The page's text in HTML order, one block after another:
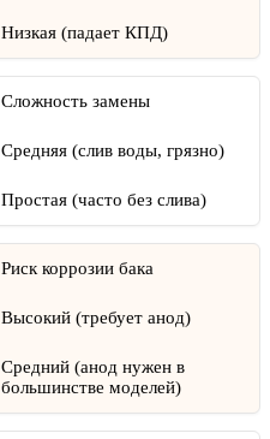
Низкая (падает КПД)
Сложность замены
Средняя (слив воды, грязно)
Простая (часто без слива)
Риск коррозии бака
Высокий (требует анод)
Средний (анод нужен в
большинстве моделей)